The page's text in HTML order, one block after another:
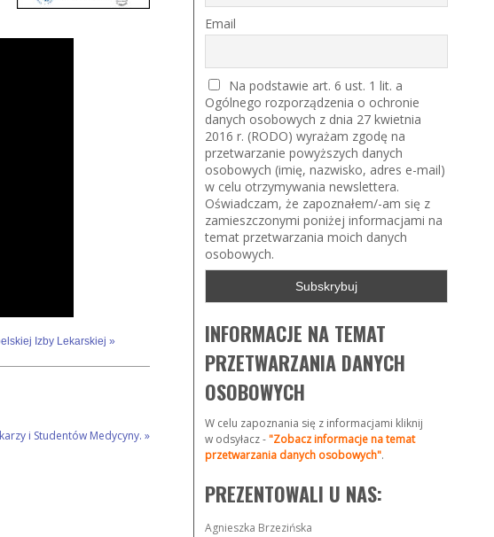
Izby Lekarskiej »
i Studentów Medycyny.»
Email
Na podstawie art. 6 ust. 1 lit. a
Ogólnego rozporządzenia o ochronie
danych osobowych z dnia 27 kwietnia
2016 r. (RODO) wyrażam zgodę na
przetwarzanie powyższych danych
osobowych (imię, nazwisko, adres e-mail)
w celu otrzymywania newslettera.
Oświadczam, że zapoznałem/-am się z
zamieszczonymi poniżej informacjami na
temat przetwarzania moich danych
osobowych.
INFORMACJE NA TEMAT
PRZETWARZANIA DANYCH
OSOBOWYCH
W celu zapoznania się z informacjami kliknij
w odsyłacz -"Zobacz informacje na temat
przetwarzania danych osobowych".
PREZENTOWALI U NAS:
Agnieszka Brzezińska